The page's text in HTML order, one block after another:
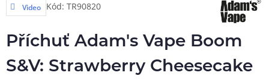
Video Kód: TR90820
Příchuť Adam's Vape Boom
S&V: Strawberry Cheesecake